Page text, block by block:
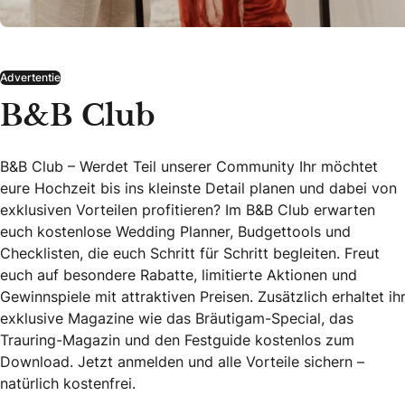
Advertentie
B&B Club
B&B Club – Werdet Teil unserer Community Ihr möchtet
eure Hochzeit bis ins kleinste Detail planen und dabei von
exklusiven Vorteilen profitieren? Im B&B Club erwarten
euch kostenlose Wedding Planner, Budgettools und
Checklisten, die euch Schritt für Schritt begleiten. Freut
euch auf besondere Rabatte, limitierte Aktionen und
Gewinnspiele mit attraktiven Preisen. Zusätzlich erhaltet ihr
exklusive Magazine wie das Bräutigam-Special, das
Trauring-Magazin und den Festguide kostenlos zum
Download. Jetzt anmelden und alle Vorteile sichern –
natürlich kostenfrei.